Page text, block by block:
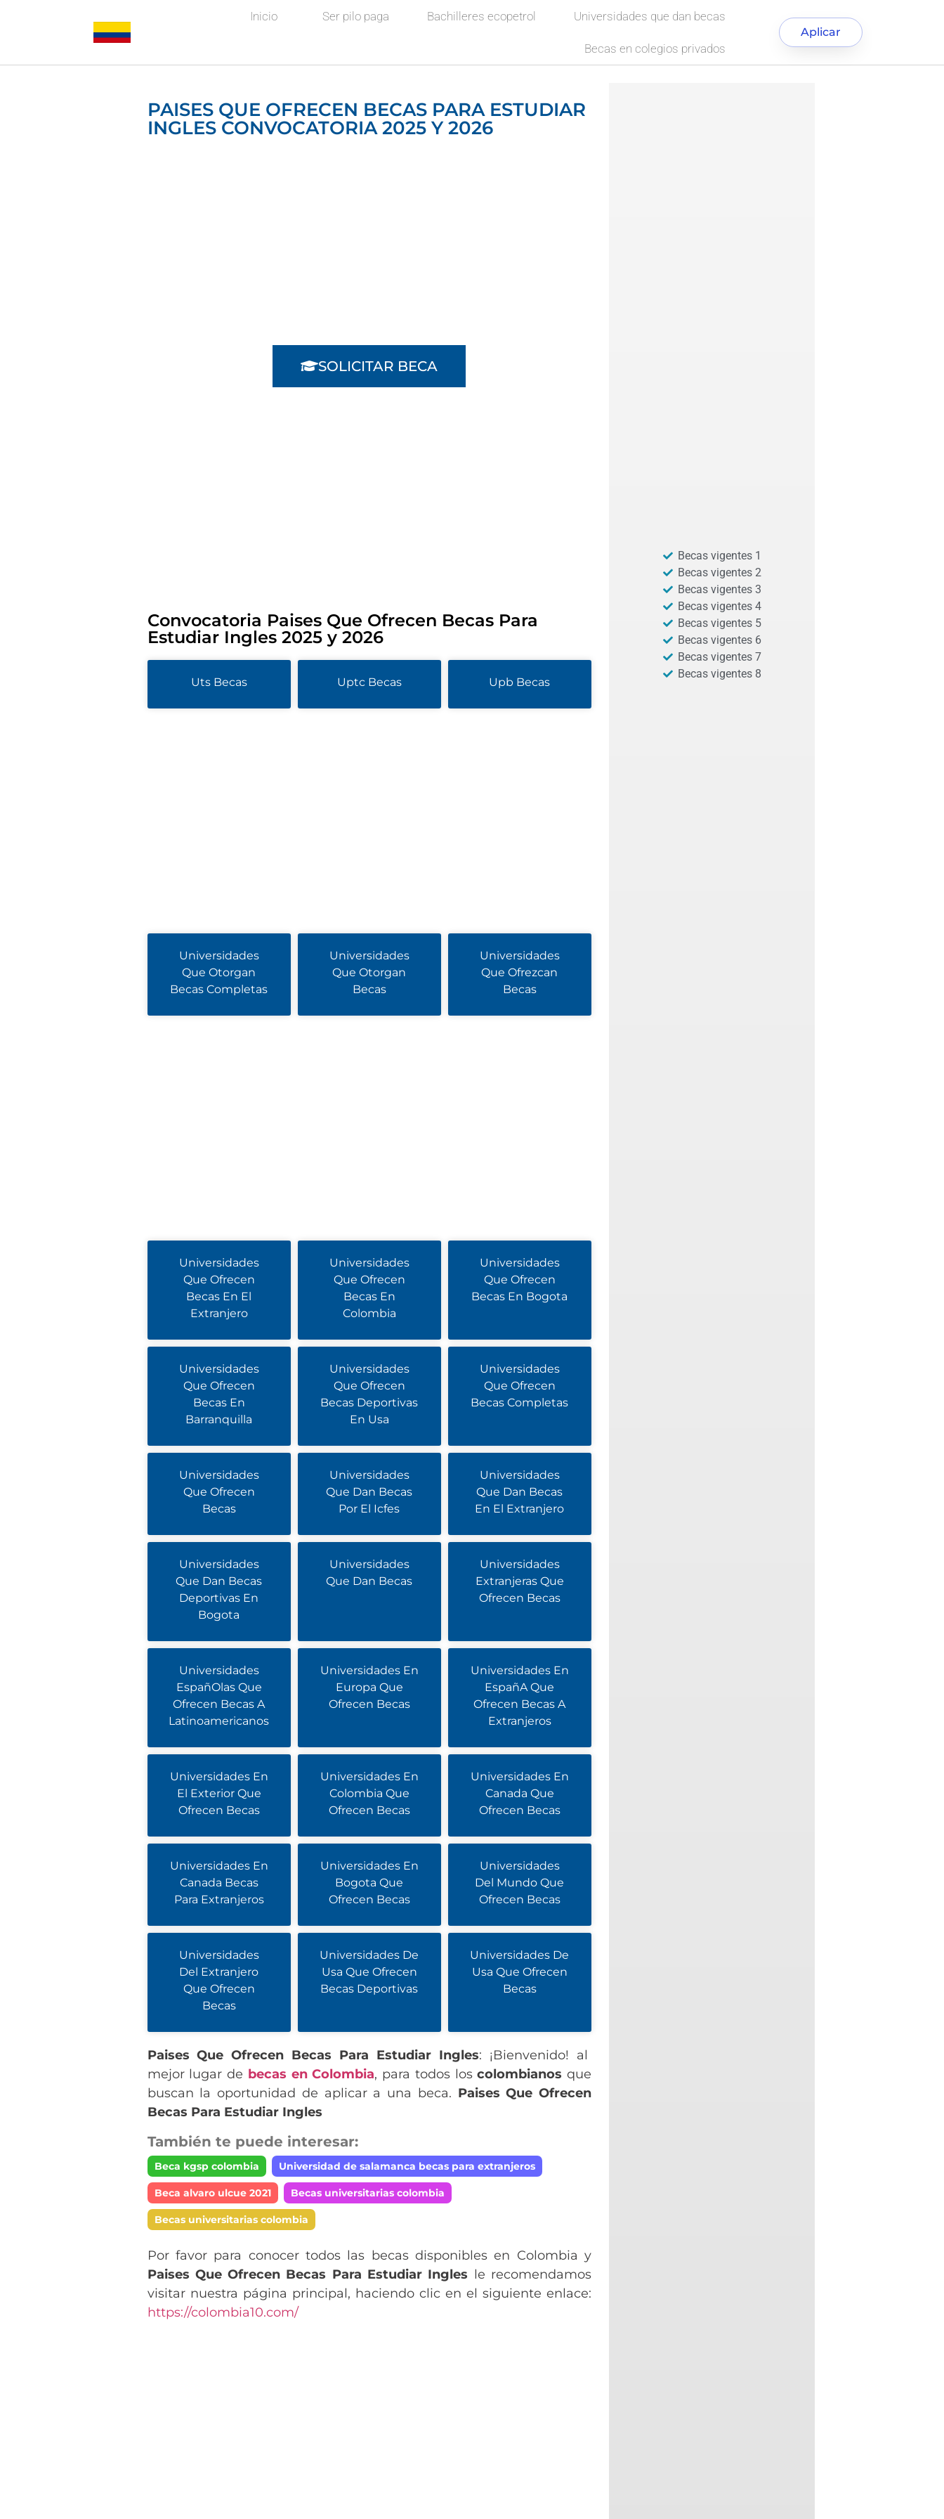
Inicio Ser pilo paga Bachilleres ecopetrol Universidades que dan becas
Becas en colegios privados
Aplicar
PAISES QUE OFRECEN BECAS PARA ESTUDIAR
INGLES CONVOCATORIA 2025 Y 2026
SOLICITAR BECA
Convocatoria Paises Que Ofrecen Becas Para
Estudiar Ingles 2025 y 2026
Uts Becas Uptc Becas Upb Becas
Universidades
Que Otorgan
Becas Completas
Universidades
Que Otorgan
Becas
Universidades
Que Ofrezcan
Becas
Universidades
Que Ofrecen
Becas En El
Extranjero
Universidades
Que Ofrecen
Becas En
Colombia
Universidades
Que Ofrecen
Becas En Bogota
Universidades
Que Ofrecen
Becas En
Barranquilla
Universidades
Que Ofrecen
Becas Deportivas
En Usa
Universidades
Que Ofrecen
Becas Completas
Universidades
Que Ofrecen
Becas
Universidades
Que Dan Becas
Por El Icfes
Universidades
Que Dan Becas
En El Extranjero
Universidades
Que Dan Becas
Deportivas En
Bogota
Universidades
Que Dan Becas
Universidades
Extranjeras Que
Ofrecen Becas
Universidades
EspañOlas Que
Ofrecen Becas A
Latinoamericanos
Universidades En
Europa Que
Ofrecen Becas
Universidades En
EspañA Que
Ofrecen Becas A
Extranjeros
Universidades En
El Exterior Que
Ofrecen Becas
Universidades En
Colombia Que
Ofrecen Becas
Universidades En
Canada Que
Ofrecen Becas
Universidades En
Canada Becas
Para Extranjeros
Universidades En
Bogota Que
Ofrecen Becas
Universidades
Del Mundo Que
Ofrecen Becas
Universidades
Del Extranjero
Que Ofrecen
Becas
Universidades De
Usa Que Ofrecen
Becas Deportivas
Universidades De
Usa Que Ofrecen
Becas
Paises Que Ofrecen Becas Para Estudiar Ingles: ¡Bienvenido! al
mejor lugar de becas en Colombia, para todos loscolombianos que
buscan la oportunidad de aplicar a una beca. Paises Que Ofrecen
Becas Para Estudiar Ingles
También te puede interesar:
Beca kgsp colombia Universidad de salamanca becas para extranjeros
Beca alvaro ulcue 2021 Becas universitarias colombia
Becas universitarias colombia
Por favor para conocer todos las becas disponibles en Colombia y
Paises Que Ofrecen Becas Para Estudiar Ingles le recomendamos
visitar nuestra página principal, haciendo clic en el siguiente enlace:
https://colombia10.com/
Becas vigentes 1
Becas vigentes 2
Becas vigentes 3
Becas vigentes 4
Becas vigentes 5
Becas vigentes 6
Becas vigentes 7
Becas vigentes 8